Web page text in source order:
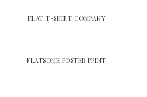
FLAT T-SHIRT COMPANY
FLATSOME POSTER PRINT